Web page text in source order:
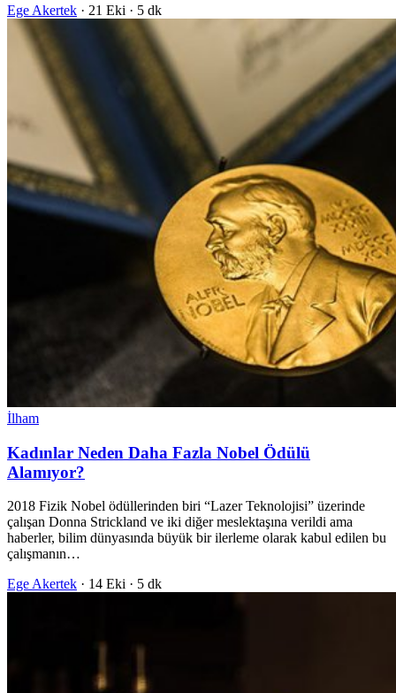
Ege Akertek · 21 Eki · 5 dk
İlham
Kadınlar Neden Daha Fazla Nobel Ödülü
Alamıyor?
2018 Fizik Nobel ödüllerinden biri “Lazer Teknolojisi” üzerinde
çalışan Donna Strickland ve iki diğer meslektaşına verildi ama
haberler, bilim dünyasında büyük bir ilerleme olarak kabul edilen bu
çalışmanın…
Ege Akertek · 14 Eki · 5 dk